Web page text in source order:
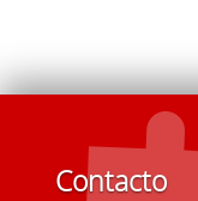
Contacto